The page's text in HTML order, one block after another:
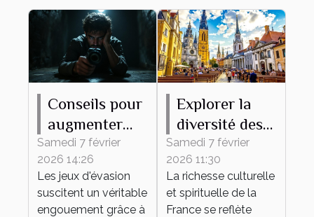
Conseils pour
augmenter
vos chances
de succès
dans un jeu
d'évasion
Samedi 7 février
2026 14:26
Les jeux d'évasion
suscitent un véritable
engouement grâce à
Explorer la
diversité des
églises
françaises à
travers leurs
messes
Samedi 7 février
2026 11:30
La richesse culturelle
et spirituelle de la
France se reflète